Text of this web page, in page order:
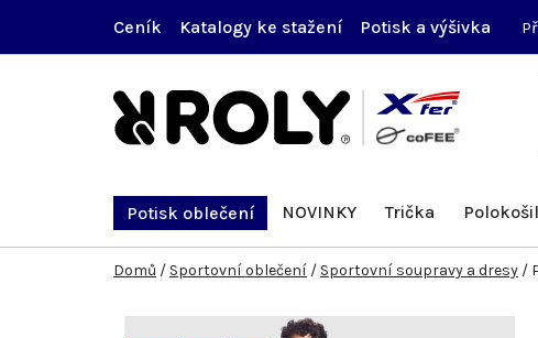
obsah
Ceník Katalogy ke stažení Potisk a výšivka
Potisk oblečení NOVINKY Trička
Domů / Sportovní oblečení / Sportovní soupravy a dresy /